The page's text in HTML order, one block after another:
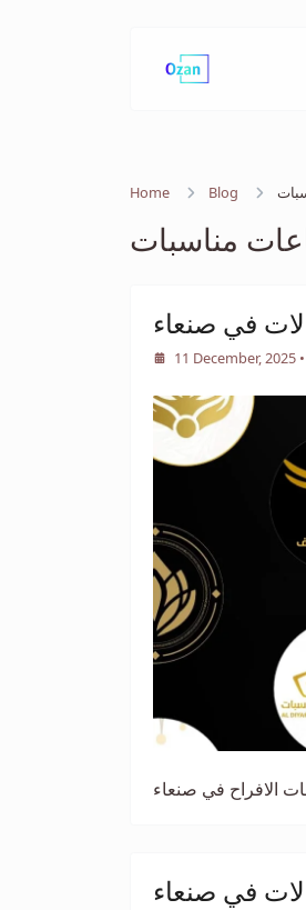
Home Blog
مناسبات
في صنعاء
11 December, 2025 •
الافراح في صنعاء
في صنعاء